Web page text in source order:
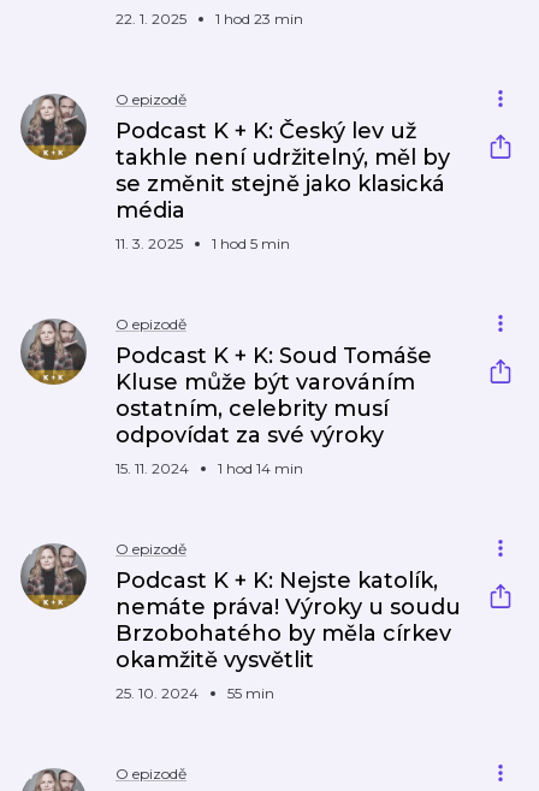
22. 1. 2025 1 hod 23 min
O epizodě
Podcast K + K: Český lev už
takhle není udržitelný, měl by
se změnit stejně jako klasická
média
11. 3. 2025 1 hod 5 min
O epizodě
Podcast K + K: Soud Tomáše
Kluse může být varováním
ostatním, celebrity musí
odpovídat za své výroky
15. 11. 2024 1 hod 14 min
O epizodě
Podcast K + K: Nejste katolík,
nemáte práva! Výroky u soudu
Brzobohatého by měla církev
okamžitě vysvětlit
25. 10. 2024 55 min
O epizodě